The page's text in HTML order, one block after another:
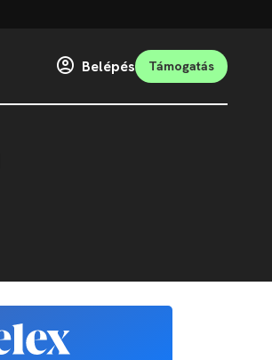
Belépés Támogatás